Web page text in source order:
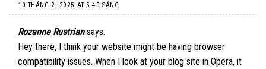
10 THÁNG 2, 2025 AT 5:40 SÁNG
Rozanne Rustrian says:
Hey there, I think your website might be having browser
compatibility issues. When I look at your blog site in Opera, it